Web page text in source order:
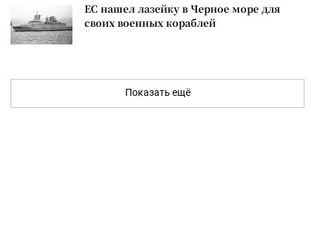
ЕС нашел лазейку в Черное море для
своих военных кораблей
Показать ещё